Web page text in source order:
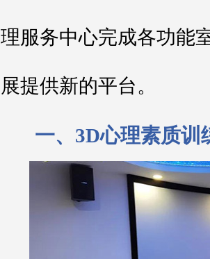
理服务中心完成各功能
展提供新的平台。
一、3D心理素质训